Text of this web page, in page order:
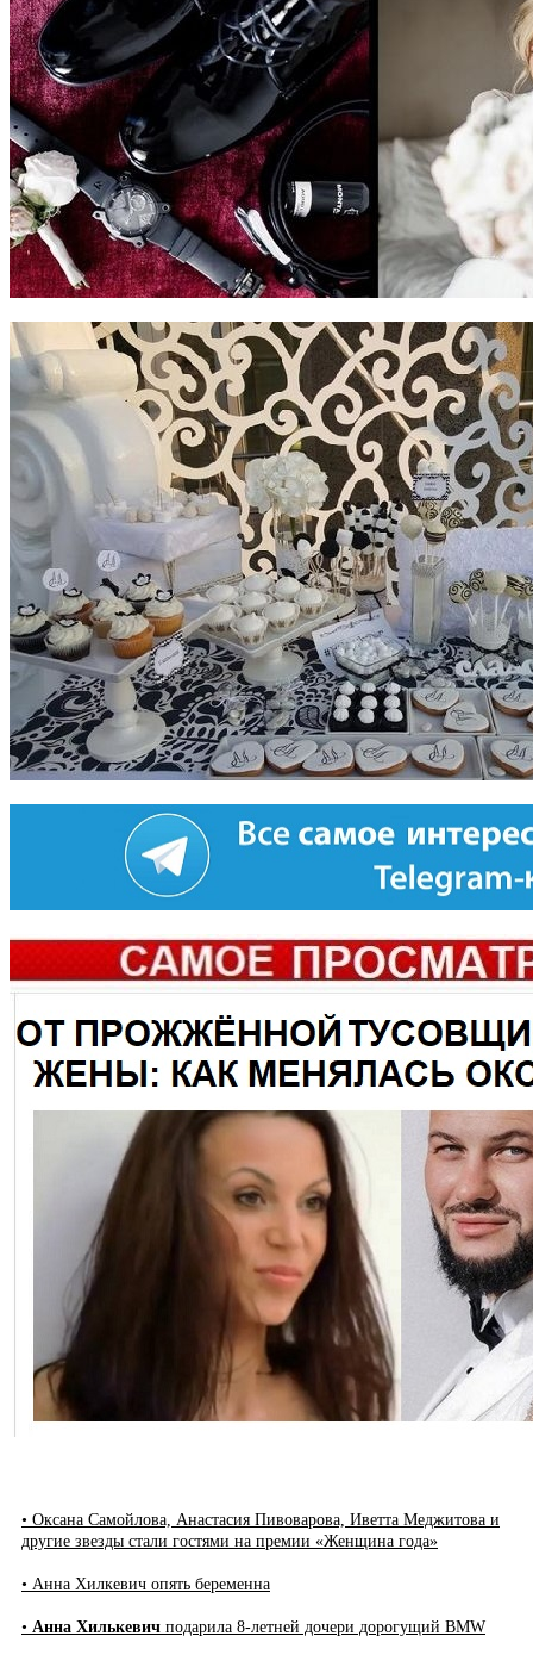
• Оксана Самойлова, Анастасия Пивоварова, Иветта Меджитова и
другие звезды стали гостями на премии «Женщина года»
• Анна Хилкевич опять беременна
• Анна Хилькевич подарила 8-летней дочери дорогущий BMW